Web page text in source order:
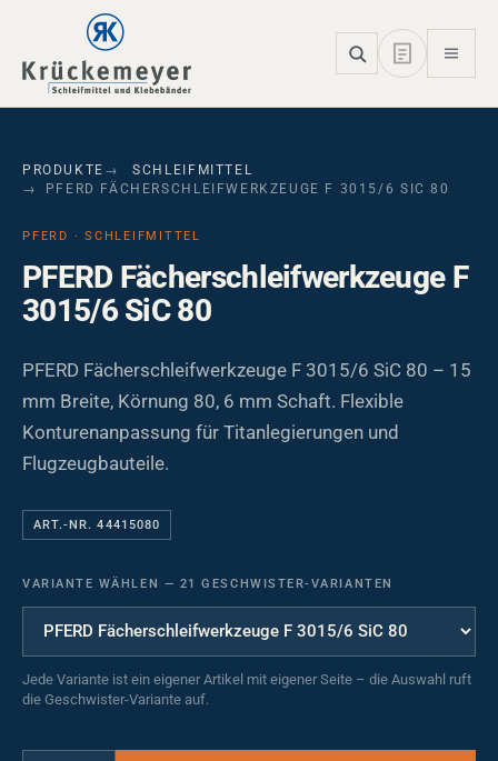
Skip to main navigation
Skip to main content
Skip to page footer
PRODUKTE
SCHLEIFMITTEL
PFERD FÄCHERSCHLEIFWERKZEUGE F 3015/6 SIC 80
PFERD · SCHLEIFMITTEL
PFERD Fächerschleifwerkzeuge F
3015/6 SiC 80
PFERD Fächerschleifwerkzeuge F 3015/6 SiC 80 – 15
mm Breite, Körnung 80, 6 mm Schaft. Flexible
Konturenanpassung für Titanlegierungen und
Flugzeugbauteile.
ART.-NR. 44415080
VARIANTE WÄHLEN — 21 GESCHWISTER-VARIANTEN
Jede Variante ist ein eigener Artikel mit eigener Seite – die Auswahl ruft
die Geschwister-Variante auf.